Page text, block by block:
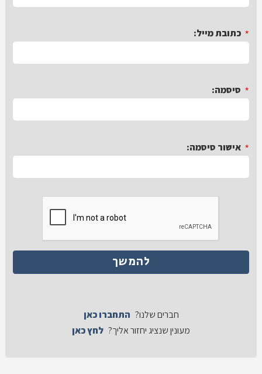
* כתובת מייל:
* סיסמה:
* אישור סיסמה:
חברים שלנו? התחברו כאן
מעונין שנציג יחזור אליך? לחץ כאן